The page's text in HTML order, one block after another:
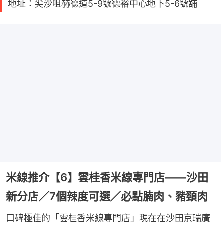
地址：尖沙咀赫德道5-9號德裕中心地下5-6號舖
米線推介【6】雲桂香米線專門店——沙田
新分店／7個辣度可選／必點腩肉、豬頸肉
口碑極佳的「雲桂香米線專門店」現在在沙田京瑞廣